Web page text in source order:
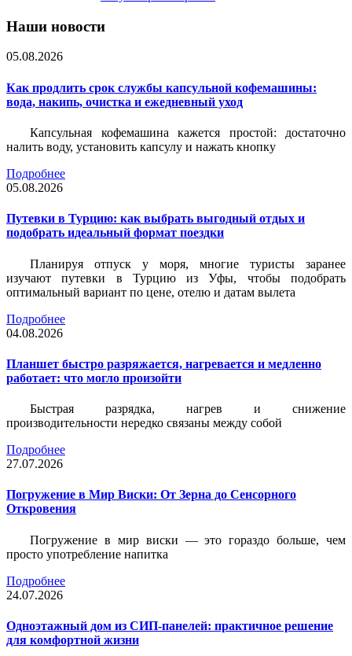
Наши новости
05.08.2026
Как продлить срок службы капсульной кофемашины:
вода, накипь, очистка и ежедневный уход
Капсульная кофемашина кажется простой: достаточно
налить воду, установить капсулу и нажать кнопку
Подробнее
05.08.2026
Путевки в Турцию: как выбрать выгодный отдых и
подобрать идеальный формат поездки
Планируя отпуск у моря, многие туристы заранее
изучают путевки в Турцию из Уфы, чтобы подобрать
оптимальный вариант по цене, отелю и датам вылета
Подробнее
04.08.2026
Планшет быстро разряжается, нагревается и медленно
работает: что могло произойти
Быстрая разрядка, нагрев и снижение
производительности нередко связаны между собой
Подробнее
27.07.2026
Погружение в Мир Виски: От Зерна до Сенсорного
Откровения
Погружение в мир виски — это гораздо больше, чем
просто употребление напитка
Подробнее
24.07.2026
Одноэтажный дом из СИП-панелей: практичное решение
для комфортной жизни